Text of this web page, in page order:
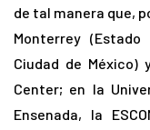
de tal manera que,
Monterrey
Ciudad de México)
Center; en la
Ensenada, la